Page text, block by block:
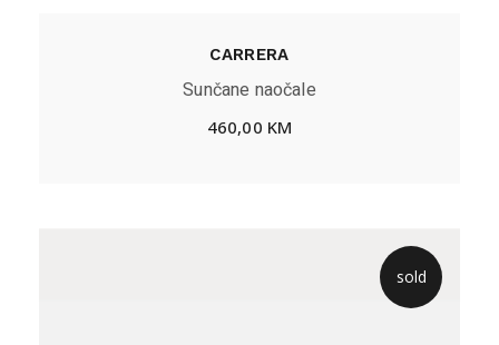
CARRERA
Sunčane naočale
460,00 KM
sold